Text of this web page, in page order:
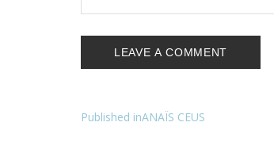
Navigation
Published inANAÏS CEUS